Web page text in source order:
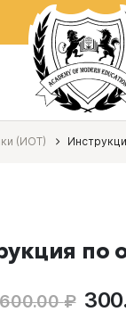
(ИОТ)
по
₽